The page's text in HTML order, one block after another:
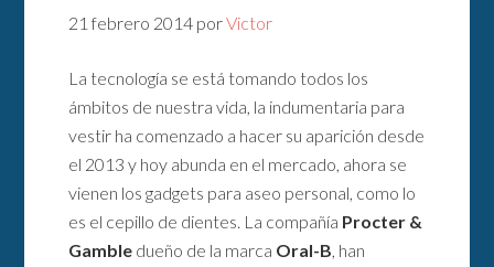
21 febrero 2014 porVictor
La tecnología se está tomando todos los
ámbitos de nuestra vida, la indumentaria para
vestir ha comenzado a hacer su aparición desde
el 2013 y hoy abunda en el mercado, ahora se
vienen los gadgets para aseo personal, como lo
es el cepillo de dientes. La compañía Procter &
Gamble dueño de la marca Oral-B, han